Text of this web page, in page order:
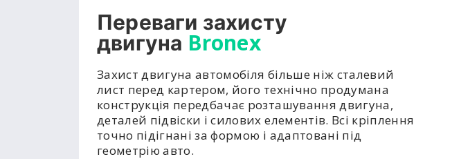
Переваги захисту
двигуна Bronex
Захист двигуна автомобіля більше ніж сталевий
лист перед картером, його технічно продумана
конструкція передбачає розташування двигуна,
деталей підвіски і силових елементів. Всі кріплення
точно підігнані за формою і адаптовані під
геометрію авто.